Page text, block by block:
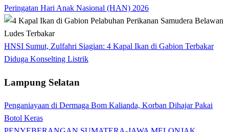
Peringatan Hari Anak Nasional (HAN) 2026
HNSI Sumut, Zulfahri Siagian: 4 Kapal Ikan di Gabion Terbakar
Diduga Konselting Listrik
Lampung Selatan
Penganiayaan di Dermaga Bom Kalianda, Korban Dihajar Pakai
Botol Keras